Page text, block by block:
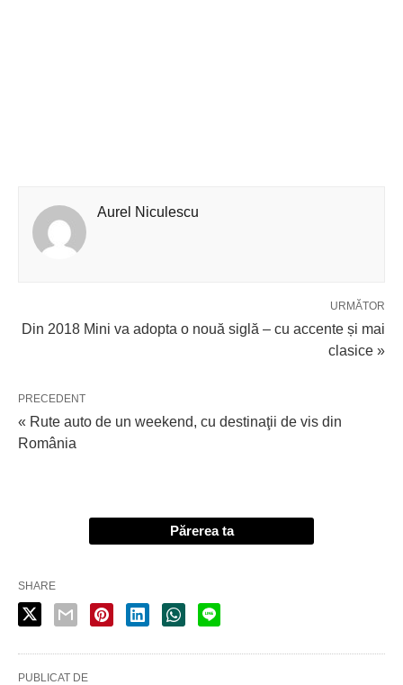
Aurel Niculescu
URMĂTOR
Din 2018 Mini va adopta o nouă siglă – cu accente și mai
clasice »
PRECEDENT
« Rute auto de un weekend, cu destinaţii de vis din
România
Părerea ta
SHARE
PUBLICAT DE